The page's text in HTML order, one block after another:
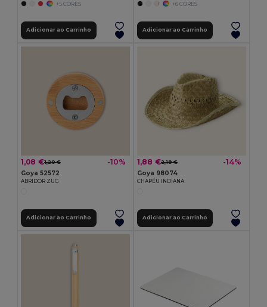
+5 CORES
Adicionar ao Carrinho
+6 CORES
Adicionar ao Carrinho
1,08 €1,20 € -10%
Goya 52572
ABRIDOR ZUG
Adicionar ao Carrinho
1,88 €2,19 € -14%
Goya 98074
CHAPÉU INDIANA
Adicionar ao Carrinho